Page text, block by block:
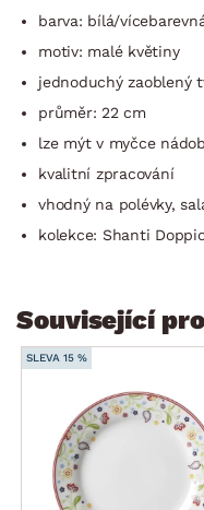
barva: bílá/
motiv: malé květiny
jednoduchý zaoblený
průměr: 22 cm
lze mýt v myčce
kvalitní zpracování
vhodný na polévky,
kolekce: Shanti
Související
SLEVA 15 %